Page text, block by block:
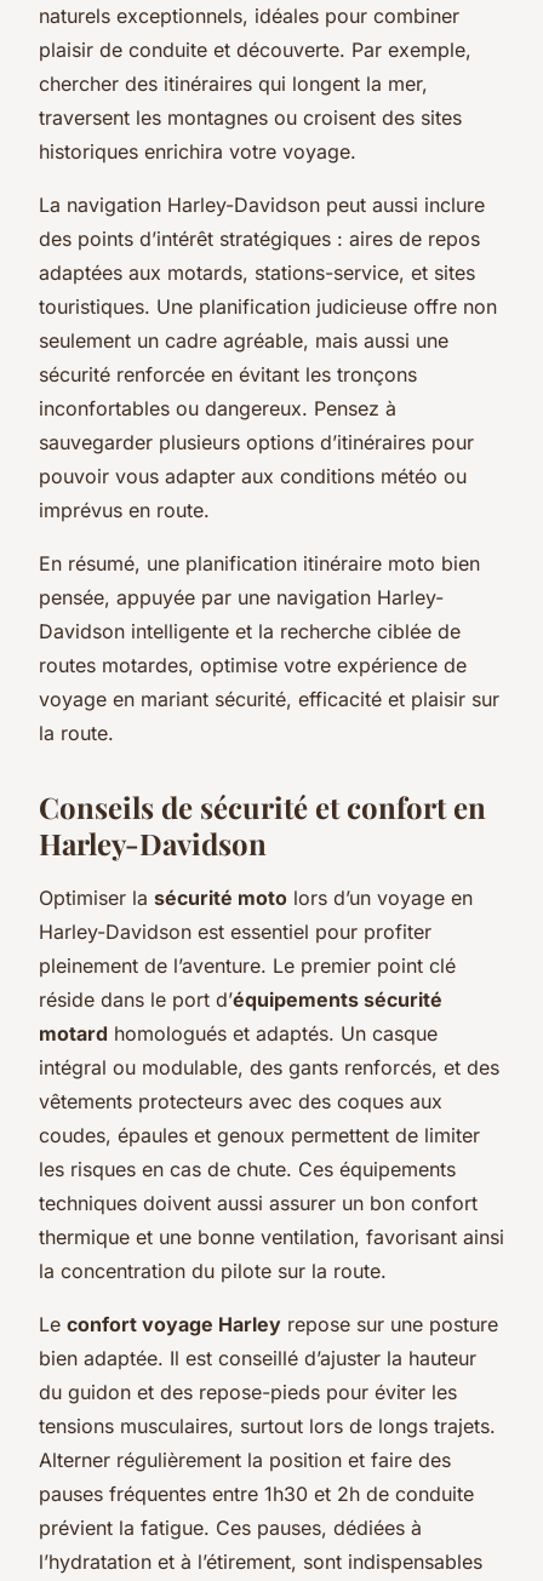
naturels exceptionnels, idéales pour combiner
plaisir de conduite et découverte. Par exemple,
chercher des itinéraires qui longent la mer,
traversent les montagnes ou croisent des sites
historiques enrichira votre voyage.
La navigation Harley-Davidson peut aussi inclure
des points d’intérêt stratégiques : aires de repos
adaptées aux motards, stations-service, et sites
touristiques. Une planification judicieuse offre non
seulement un cadre agréable, mais aussi une
sécurité renforcée en évitant les tronçons
inconfortables ou dangereux. Pensez à
sauvegarder plusieurs options d’itinéraires pour
pouvoir vous adapter aux conditions météo ou
imprévus en route.
En résumé, une planification itinéraire moto bien
pensée, appuyée par une navigation Harley-
Davidson intelligente et la recherche ciblée de
routes motardes, optimise votre expérience de
voyage en mariant sécurité, efficacité et plaisir sur
la route.
Conseils de sécurité et confort en
Harley-Davidson
Optimiser la sécurité moto lors d’un voyage en
Harley-Davidson est essentiel pour profiter
pleinement de l’aventure. Le premier point clé
réside dans le port d’équipements sécurité
motard homologués et adaptés. Un casque
intégral ou modulable, des gants renforcés, et des
vêtements protecteurs avec des coques aux
coudes, épaules et genoux permettent de limiter
les risques en cas de chute. Ces équipements
techniques doivent aussi assurer un bon confort
thermique et une bonne ventilation, favorisant ainsi
la concentration du pilote sur la route.
Le confort voyage Harley repose sur une posture
bien adaptée. Il est conseillé d’ajuster la hauteur
du guidon et des repose-pieds pour éviter les
tensions musculaires, surtout lors de longs trajets.
Alterner régulièrement la position et faire des
pauses fréquentes entre 1h30 et 2h de conduite
prévient la fatigue. Ces pauses, dédiées à
l’hydratation et à l’étirement, sont indispensables